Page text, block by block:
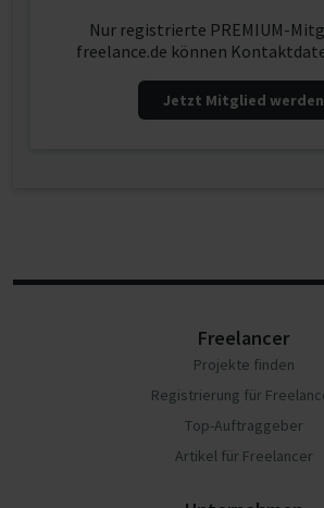
Nur registrierte PREMIUM-
freelance.de können
Jetzt Mitglied werden
Freelancer
Projekte finden
Registrierung für
Top-Auftraggeber
Artikel für Freelancer